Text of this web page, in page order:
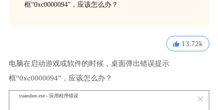
框“0xc0000094”，应该怎么办？
13.72k
电脑在启动游戏或软件的时候，桌面弹出错误提示
框“0xc0000094”，应该怎么办？
yuanshen.exe - 应用程序错误